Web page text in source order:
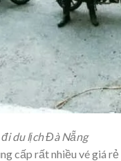
du lịch Đà Nẵng
cấp rất nhiều vé giá